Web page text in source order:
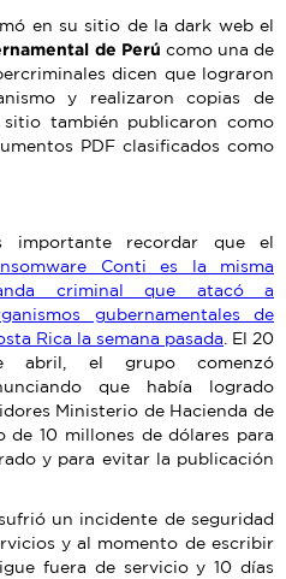
en su sitio de la dark web el
de Perú como una de
dicen que lograron
y realizaron copias de
también publicaron como
PDF clasificados como
importante recordar que el
Conti es la misma
criminal que atacó a
gubernamentales de
Rica la semana pasada . El 20
abril, el grupo comenzó
que había logrado
Ministerio de Hacienda de
10 millones de dólares para
y para evitar la publicación
un incidente de seguridad
y al momento de escribir
fuera de servicio y 10 días